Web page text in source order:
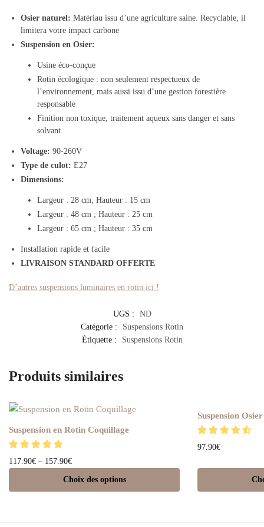
Osier naturel : Matériau issu d’une agriculture saine. Recyclable, il
limitera votre impact carbone
Suspension en Osier:
Usine éco-conçue
Rotin écologique : non seulement respectueux de
l’environnement, mais aussi issu d’une gestion forestière
responsable
Finition non toxique, traitement aqueux sans danger et sans
solvant.
Voltage: 90-260V
Type de culot: E27
Dimensions:
Largeur : 28 cm; Hauteur : 15 cm
Largeur : 48 cm ; Hauteur : 25 cm
Largeur : 65 cm ; Hauteur : 35 cm
Installation rapide et facile
LIVRAISON STANDARD OFFERTE
D’autres suspensions luminaires en rotin ici !
UGS :
ND
Catégorie :
Suspensions Rotin
Étiquette :
Suspensions Rotin
Produits similaires
Suspension en Rotin Coquillage
117.90€ – 157.90€
Choix des options
Suspension
97.90€